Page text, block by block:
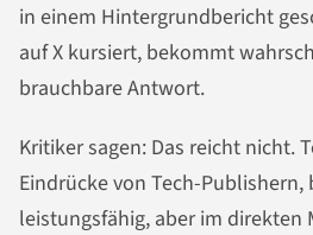
in einem Hintergrundbericht
auf X kursiert, bekommt
brauchbare Antwort.
Kritiker sagen: Das reicht nicht.
Eindrücke von Tech-Publishern,
leistungsfähig, aber im direkten